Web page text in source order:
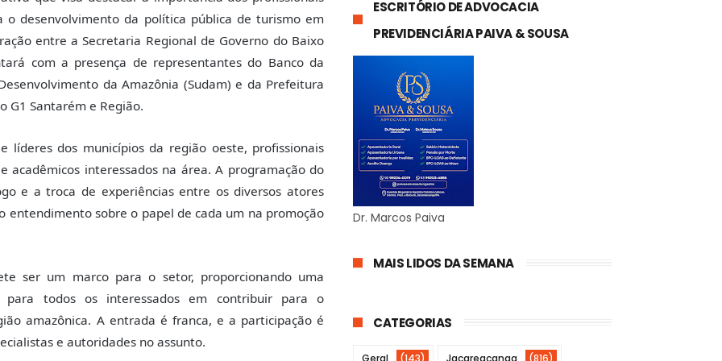
desenvolvimento da política pública de turismo em
entre a Secretaria Regional de Governo do Baixo
com a presença de representantes do Banco da
da Amazônia (Sudam) e da Prefeitura
G1 Santarém e Região.
líderes dos municípios da região oeste, profissionais
acadêmicos interessados na área. A programação do
e a troca de experiências entre os diversos atores
entendimento sobre o papel de cada um na promoção
ser um marco para o setor, proporcionando uma
para todos os interessados em contribuir para o
amazônica. A entrada é franca, e a participação é
e autoridades no assunto.
ESCRITÓRIO DE ADVOCACIA
PREVIDENCIÁRIA PAIVA & SOUSA
Dr. Marcos Paiva
MAIS LIDOS DA SEMANA
CATEGORIAS
Geral (143) Jacareacanga (816)